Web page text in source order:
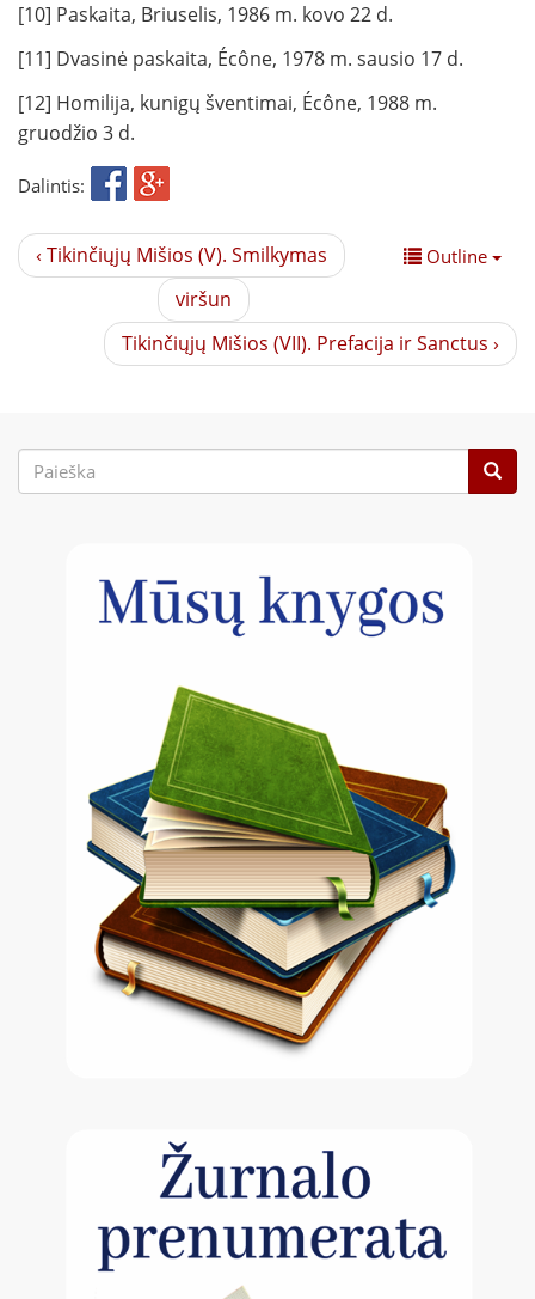
[10] Paskaita, Briuselis, 1986 m. kovo 22 d.
[11] Dvasinė paskaita, Écône, 1978 m. sausio 17 d.
[12] Homilija, kunigų šventimai, Écône, 1988 m.
gruodžio 3 d.
Dalintis:
Outline
‹ Tikinčiųjų Mišios (V). Smilkymas
viršun
Tikinčiųjų Mišios (VII). Prefacija ir Sanctus ›
Paieškos